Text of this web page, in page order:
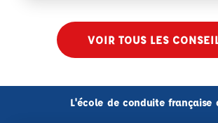
VOIR TOUS LES
L'école de conduite française